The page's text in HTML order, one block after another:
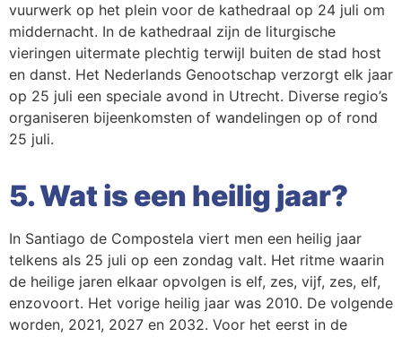
vuurwerk op het plein voor de kathedraal op 24 juli om
middernacht. In de kathedraal zijn de liturgische
vieringen uitermate plechtig terwijl buiten de stad host
en danst. Het Nederlands Genootschap verzorgt elk jaar
op 25 juli een speciale avond in Utrecht. Diverse regio’s
organiseren bijeenkomsten of wandelingen op of rond
25 juli.
5. Wat is een heilig jaar?
In Santiago de Compostela viert men een heilig jaar
telkens als 25 juli op een zondag valt. Het ritme waarin
de heilige jaren elkaar opvolgen is elf, zes, vijf, zes, elf,
enzovoort. Het vorige heilig jaar was 2010. De volgende
worden, 2021, 2027 en 2032. Voor het eerst in de